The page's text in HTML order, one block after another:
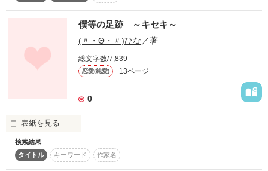
スターツ出版小説投稿サイト合同企画「1話からの長編大
賞」ベリーズカフェ会場
その他の条件 動画あり コミックあり
研修医
  木村  恋音
僕等の足跡 ～キセキ～
(〃・Θ・〃)ひな ／著
総文字数/7,839
恋愛(純愛) 13ページ
0
表紙を見る
「最悪・・・」
検索結果
タイトル
キーワード 作家名